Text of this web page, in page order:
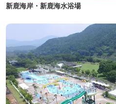
新鹿海岸・新鹿海水浴場